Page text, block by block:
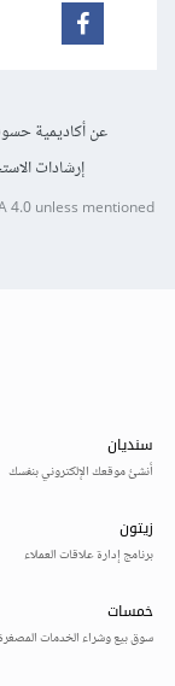
عن أكاديمية
إرشادات
4.0unless mentioned